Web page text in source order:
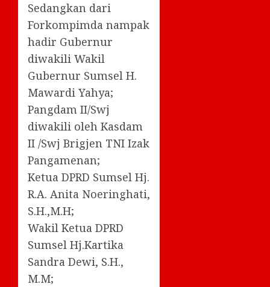
Sedangkan dari
Forkompimda nampak
hadir Gubernur
diwakili Wakil
Gubernur Sumsel H.
Mawardi Yahya;
Pangdam II/Swj
diwakili oleh Kasdam
II /Swj Brigjen TNI Izak
Pangamenan;
Ketua DPRD Sumsel Hj.
R.A. Anita Noeringhati,
S.H.,M.H;
Wakil Ketua DPRD
Sumsel Hj.Kartika
Sandra Dewi, S.H.,
M.M;